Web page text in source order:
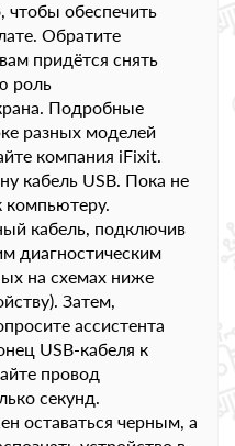
чтобы обеспечить
Обратите
придётся снять
роль
Подробные
разных моделей
компания iFixit.
кабель USB. Пока не
компьютеру.
кабель, подключив
диагностическим
на схемах ниже
Затем,
ассистента
USB-кабеля к
провод
секунд.
оставаться черным, а